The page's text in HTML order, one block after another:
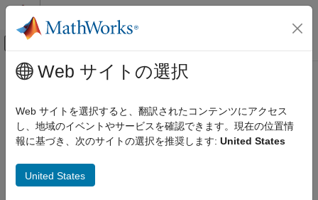
コンテンツへスキップ
オフキャンバス ナビゲーション メ
ドキュメンテーションのホーム
MATLAB Coder
MATLAB アルゴリズムの高速化
実行時チェックの制御
メインコンテンツ
実行時チェックの制御
実行時チェックのタイプ
MATLAB ®
関数から MEX コードを生成する場合、次の実行時チ
ェックと MATLAB 関数の外部呼び出しが生成コードに既定で含
まれます。
Web サイトの選択
Web サイトを選択すると、翻訳されたコンテンツにアクセス
し、地域のイベントやサービスを確認できます。現在の位置情
報に基づき、次のサイトの選択を推奨します: United States
United States